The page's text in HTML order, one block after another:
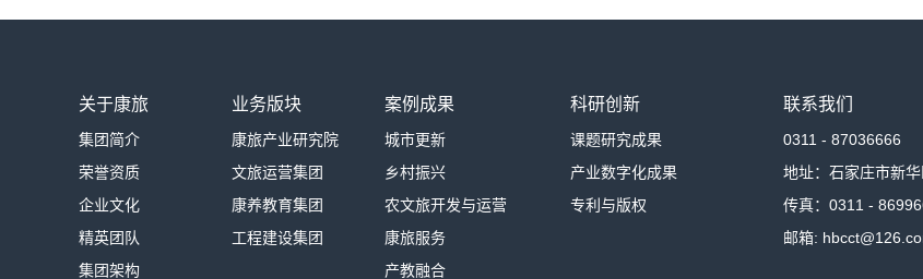
关于康旅
集团简介
荣誉资质
企业文化
精英团队
集团架构
业务版块
康旅产业研究院
文旅运营集团
康养教育集团
工程建设集团
案例成果
城市更新
乡村振兴
农文旅开发与运营
康旅服务
产教融合
科研创新
课题研究成果
产业数字化成果
专利与版权
联系我们
0311 - 87036666
地址：石家庄市新
传真：0311 -
邮箱: